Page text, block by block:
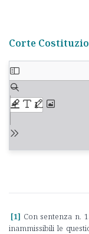
Corte
[1] Con sentenza n.
inammissibili le